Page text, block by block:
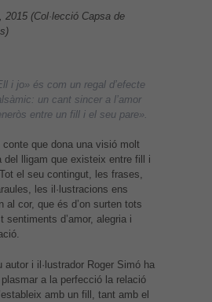
2015 (Col·lecció Capsa de
i jo» és com un regal d’efecte
un cant sincer a l’amor
entre un fill i el seu pare».
conte que dona una visió molt
del lligam que existeix entre fill i
el seu contingut, les frases,
les il·lustracions ens
al cor, que és d’on surten tots
sentiments d’amor, alegria i
autor i il·lustrador Roger Simó ha
a la perfecció la relació
amb un fill, tant amb el